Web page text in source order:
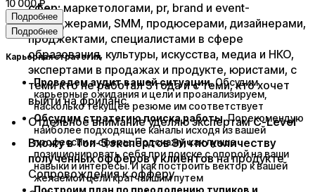
сфер:маркетологами, pr, brand и event-
менеджерами, SMM, продюсерами, дизайнерами,
проджектами, специалистами в сфере
образования, культуры, искусства, медиа и НКО,
экспертами в продажах и продукте, юристами, с
теми кто не работал 3 года и с теми, кто хочет
выйти на фриланс.
Отдельное внимание уделяю экспертамC-Level
Вхожу в Топ-5 экспертов Эйч по количеству
полученных офферов у клиентовна продукте
Сопровождения к офферу
10 000 ₽
Подробнее
Подробнее
Карьерная стратегия
Проведем аудит вашей ситуации.Обсудим
карьерные ожидания и цели и проанализируем,
насколько текущее резюме им соответствует
Обсудим стратегию поиска работы.Порекомендую
наиболее подходящие каналы исходя из вашей
профессии и сферы. Подскажу, как лучше
позиционировать себя при поиске с опорой на ваши
навыки и интересы. И как построить вектор к вашей
желаемой цели кратчайшим путем
Построим план по преодолению тупиков и